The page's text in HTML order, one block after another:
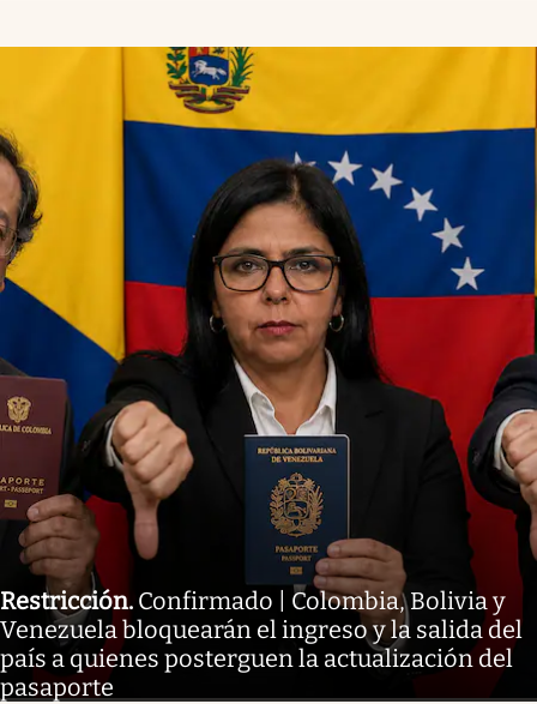
Restricción. Confirmado | Colombia, Bolivia y
Venezuela bloquearán el ingreso y la salida del
país a quienes posterguen la actualización del
pasaporte